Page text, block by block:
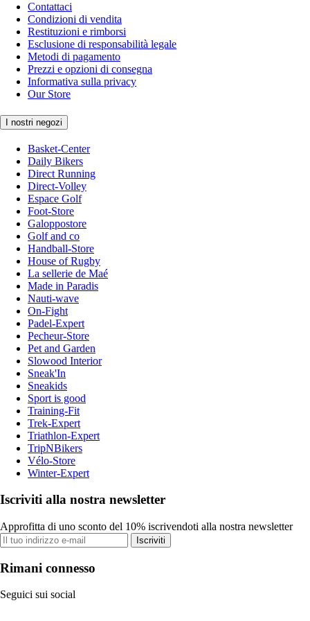
Contattaci
Condizioni di vendita
Restituzioni e rimborsi
Esclusione di responsabilità legale
Metodi di pagamento
Prezzi e opzioni di consegna
Informativa sulla privacy
Our Store
I nostri negozi
Basket-Center
Daily Bikers
Direct Running
Direct-Volley
Espace Golf
Foot-Store
Galoppostore
Golf and co
Handball-Store
House of Rugby
La sellerie de Maé
Made in Paradis
Nauti-wave
On-Fight
Padel-Expert
Pecheur-Store
Pet and Garden
Slowood Interior
Sneak'In
Sneakids
Sport is good
Training-Fit
Trek-Expert
Triathlon-Expert
TripNBikers
Vélo-Store
Winter-Expert
Iscriviti alla nostra newsletter
Approfitta di uno sconto del 10% iscrivendoti alla nostra newsletter
Iscriviti
Rimani connesso
Seguici sui social